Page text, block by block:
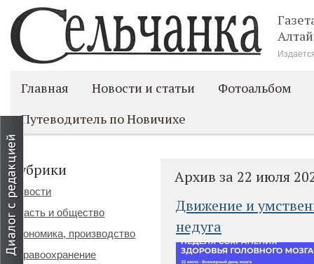
Главная Новости и статьи
Фотоальбом
Путеводитель по Новичихе
Архив за 22 июля
Движение и
недуга
Рубрики
Новости
Власть и общество
Экономика, производство
Здравоохранение